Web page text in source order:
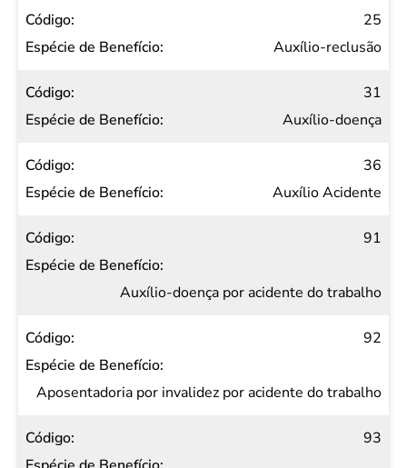
25
Auxílio-reclusão
31
Auxílio-doença
36
Auxílio Acidente
91
Auxílio-doença por acidente do trabalho
92
Aposentadoria por invalidez por acidente do trabalho
93